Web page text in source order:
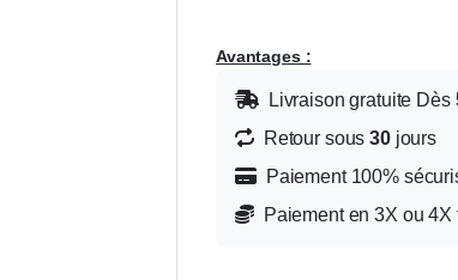
Avantages :
Livraison gratuite Dès
Retour sous30jours
Paiement 100%
Paiement en 3X ou